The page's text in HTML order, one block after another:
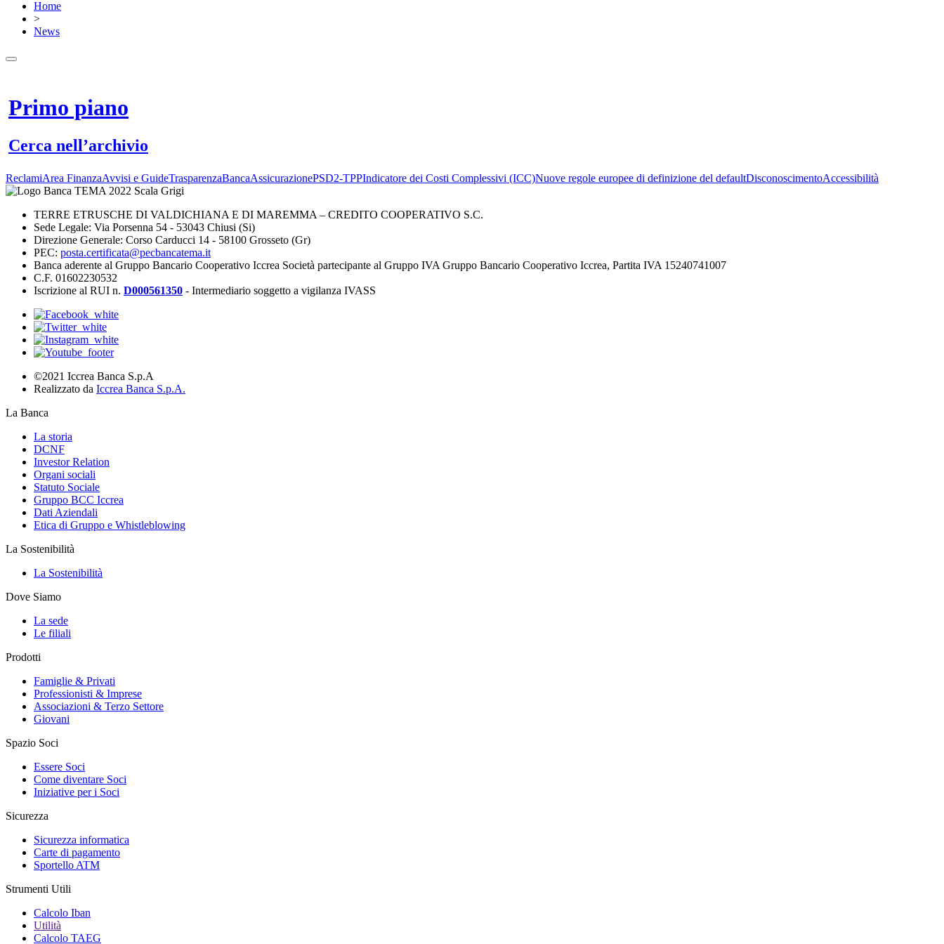
Home
>
News
Primo piano
Cerca nell’archivio
ReclamiArea FinanzaAvvisi e GuideTrasparenzaBancaAssicurazionePSD2-TPPIndicatore dei Costi Complessivi (ICC)Nuove regole europee di definizione del defaultDisconoscimentoAccessibilità
TERRE ETRUSCHE DI VALDICHIANA E DI MAREMMA – CREDITO COOPERATIVO S.C.
Sede Legale: Via Porsenna 54 - 53043 Chiusi (Si)
Direzione Generale: Corso Carducci 14 - 58100 Grosseto (Gr)
PEC: posta.certificata@pecbancatema.it
Banca aderente al Gruppo Bancario Cooperativo Iccrea Società partecipante al Gruppo IVA Gruppo Bancario Cooperativo Iccrea, Partita IVA 15240741007
C.F. 01602230532
Iscrizione al RUI n. D000561350 - Intermediario soggetto a vigilanza IVASS
©2021 Iccrea Banca S.p.A
Realizzato da Iccrea Banca S.p.A.
La Banca
La storia
DCNF
Investor Relation
Organi sociali
Statuto Sociale
Gruppo BCC Iccrea
Dati Aziendali
Etica di Gruppo e Whistleblowing
La Sostenibilità
La Sostenibilità
Dove Siamo
La sede
Le filiali
Prodotti
Famiglie & Privati
Professionisti & Imprese
Associazioni & Terzo Settore
Giovani
Spazio Soci
Essere Soci
Come diventare Soci
Iniziative per i Soci
Sicurezza
Sicurezza informatica
Carte di pagamento
Sportello ATM
Strumenti Utili
Calcolo Iban
Utilità
Calcolo TAEG